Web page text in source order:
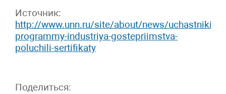
Источник:
http://www.unn.ru/site/about/news/uchastniki-
programmy-industriya-gostepriimstva-
poluchili-sertifikaty
Поделиться: